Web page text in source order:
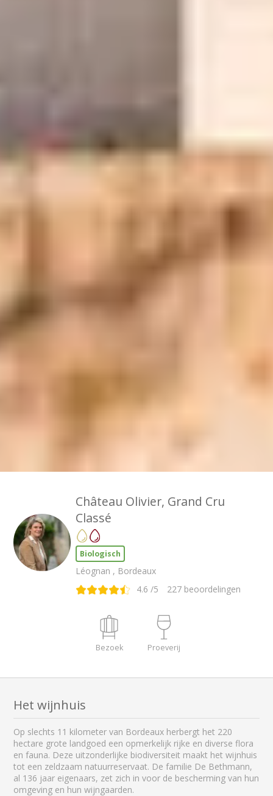
Château Olivier, Grand Cru
Classé
Biologisch
Léognan , Bordeaux
4.6 /5 227 beoordelingen
Bezoek Proeverij
Het wijnhuis
Op slechts 11 kilometer van Bordeaux herbergt het 220
hectare grote landgoed een opmerkelijk rijke en diverse flora
en fauna. Deze uitzonderlijke biodiversiteit maakt het wijnhuis
tot een zeldzaam natuurreservaat. De familie De Bethmann,
al 136 jaar eigenaars, zet zich in voor de bescherming van hun
omgeving en hun wijngaarden.